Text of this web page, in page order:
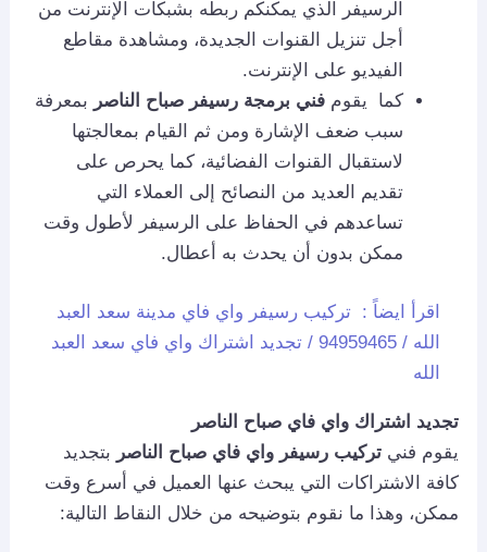
الرسيفر الذي يمكنكم ربطه بشبكات الإنترنت من
أجل تنزيل القنوات الجديدة، ومشاهدة مقاطع
الفيديو على الإنترنت.
كما يقومفني برمجة رسيفر صباح الناصر بمعرفة
سبب ضعف الإشارة ومن ثم القيام بمعالجتها
لاستقبال القنوات الفضائية، كما يحرص على
تقديم العديد من النصائح إلى العملاء التي
تساعدهم في الحفاظ على الرسيفر لأطول وقت
ممكن بدون أن يحدث به أعطال.
اقرأ ايضاً : تركيب رسيفر واي فاي مدينة سعد العبد
الله / 94959465 / تجديد اشتراك واي فاي سعد العبد
الله
تجديد اشتراك واي فاي صباح الناصر
يقوم فنيتركيب رسيفر واي فاي صباح الناصر بتجديد
كافة الاشتراكات التي يبحث عنها العميل في أسرع وقت
ممكن، وهذا ما نقوم بتوضيحه من خلال النقاط التالية: